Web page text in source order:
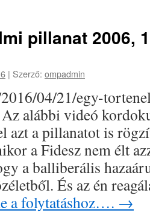
pillanat 2006,
| Szerző: ompadmin
04/21/egy-
alábbi videó
azt a pillanatot is
a Fidesz nem élt
a balliberális
És az én
a folytatáshoz…. →